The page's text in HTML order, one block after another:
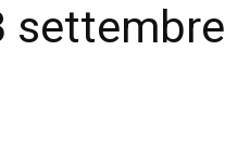
settembre